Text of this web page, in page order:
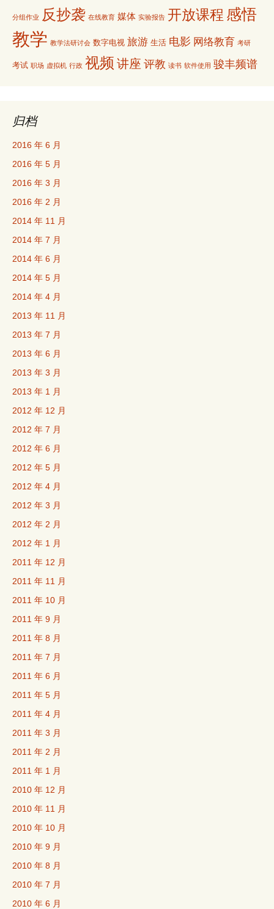
分组作业 反抄袭 在线教育 媒体 实验报告 开放课程 感悟
教学 教学法研讨会 数字电视 旅游 生活 电影 网络教育 考研
考试 职场 虚拟机 行政 视频 讲座 评教 读书 软件使用 骏丰频谱
归档
2016 年 6 月
2016 年 5 月
2016 年 3 月
2016 年 2 月
2014 年 11 月
2014 年 7 月
2014 年 6 月
2014 年 5 月
2014 年 4 月
2013 年 11 月
2013 年 7 月
2013 年 6 月
2013 年 3 月
2013 年 1 月
2012 年 12 月
2012 年 7 月
2012 年 6 月
2012 年 5 月
2012 年 4 月
2012 年 3 月
2012 年 2 月
2012 年 1 月
2011 年 12 月
2011 年 11 月
2011 年 10 月
2011 年 9 月
2011 年 8 月
2011 年 7 月
2011 年 6 月
2011 年 5 月
2011 年 4 月
2011 年 3 月
2011 年 2 月
2011 年 1 月
2010 年 12 月
2010 年 11 月
2010 年 10 月
2010 年 9 月
2010 年 8 月
2010 年 7 月
2010 年 6 月